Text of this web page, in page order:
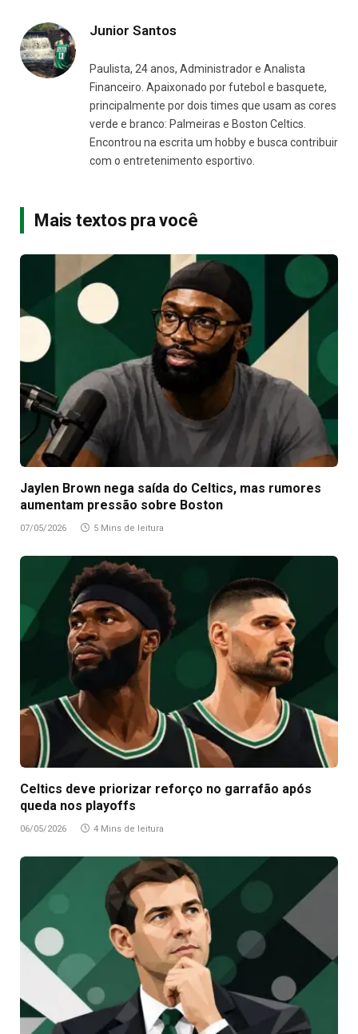
Junior Santos
Paulista, 24 anos, Administrador e Analista
Financeiro. Apaixonado por futebol e basquete,
principalmente por dois times que usam as cores
verde e branco: Palmeiras e Boston Celtics.
Encontrou na escrita um hobby e busca contribuir
com o entretenimento esportivo.
Mais textos pra você
Jaylen Brown nega saída do Celtics, mas rumores
aumentam pressão sobre Boston
07/05/2026 5 Mins de leitura
Celtics deve priorizar reforço no garrafão após
queda nos playoffs
06/05/2026 4 Mins de leitura